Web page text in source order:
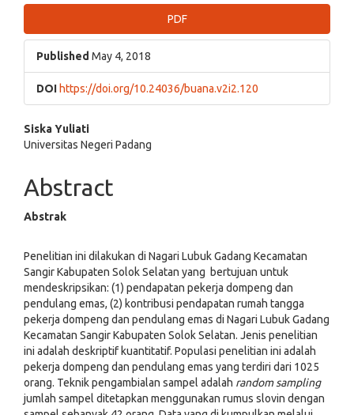
Sidebar
PDF
Published May 4, 2018
DOI https://doi.org/10.24036/buana.v2i2.120
Main
Content
Siska Yuliati
Universitas Negeri Padang
Abstract
Abstrak
Penelitian ini dilakukan di Nagari Lubuk Gadang Kecamatan
Sangir Kabupaten Solok Selatan yang bertujuan untuk
mendeskripsikan: (1) pendapatan pekerja dompeng dan
pendulang emas, (2) kontribusi pendapatan rumah tangga
pekerja dompeng dan pendulang emas di Nagari Lubuk Gadang
Kecamatan Sangir Kabupaten Solok Selatan. Jenis penelitian
ini adalah deskriptif kuantitatif. Populasi penelitian ini adalah
pekerja dompeng dan pendulang emas yang terdiri dari 1025
orang. Teknik pengambialan sampel adalah random sampling
jumlah sampel ditetapkan menggunakan rumus slovin dengan